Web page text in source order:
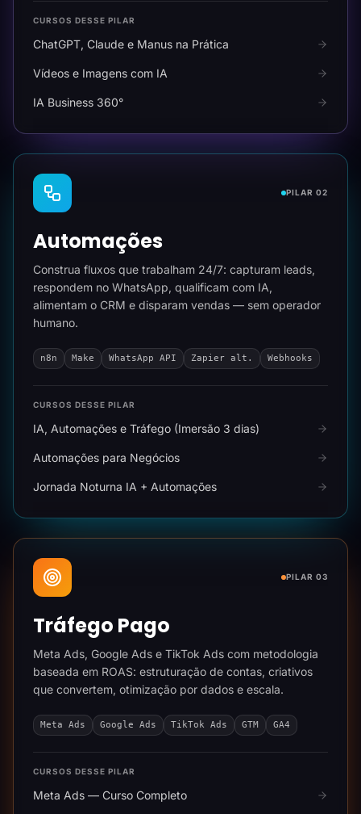
CURSOS DESSE PILAR
ChatGPT, Claude e Manus na Prática
Vídeos e Imagens com IA
IA Business 360°
PILAR 02
Automações
Construa fluxos que trabalham 24/7: capturam leads,
respondem no WhatsApp, qualificam com IA,
alimentam o CRM e disparam vendas — sem operador
humano.
n8n Make WhatsApp API Zapier alt. Webhooks
CURSOS DESSE PILAR
IA, Automações e Tráfego (Imersão 3 dias)
Automações para Negócios
Jornada Noturna IA + Automações
PILAR 03
Tráfego Pago
Meta Ads, Google Ads e TikTok Ads com metodologia
baseada em ROAS: estruturação de contas, criativos
que convertem, otimização por dados e escala.
Meta Ads Google Ads TikTok Ads GTM GA4
CURSOS DESSE PILAR
Meta Ads — Curso Completo